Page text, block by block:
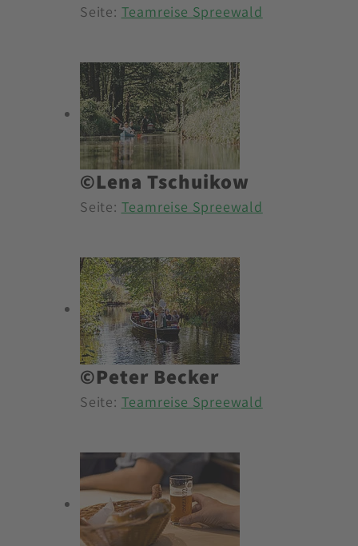
Seite: Teamreise Spreewald
©Lena Tschuikow
Seite: Teamreise Spreewald
©Peter Becker
Seite: Teamreise Spreewald